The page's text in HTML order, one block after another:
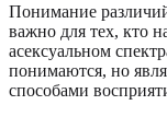
Понимание
важно для тех, кто
асексуальном
понимаются, но
способами